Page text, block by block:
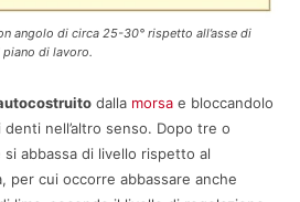
angolo di circa 25-30° rispetto all’asse di
di lavoro.
dalla morsa e bloccandolo
nell’altro senso. Dopo tre o
abbassa di livello rispetto al
per cui occorre abbassare anche